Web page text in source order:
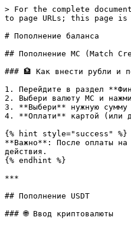
> For the complete
to page URLs; this page is
# Пополнение баланса
## Пополнение MC (Match
### 🏦 Как внести рубли и
1. Перейдите в раздел
2. Выбери валюту MC и
3. **Выбери** нужную сумму
4. **Оплати** картой (или
{% hint style="success" %}
**Важно**: После оплаты на
действия.
{% endhint %}
***
## Пополнение USDT
### 🌐 Ввод криптовалюты